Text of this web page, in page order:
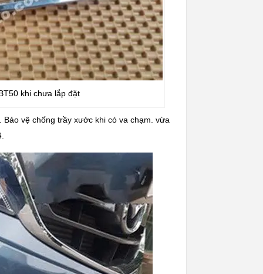
khi chưa lắp đặt
vệ chống trầy xước khi có va chạm. vừa